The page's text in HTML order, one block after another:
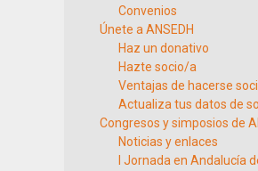
Convenios
Únete a ANSEDH
Haz un donativo
Hazte socio/a
Ventajas de hacerse
Actualiza tus datos de
Congresos y simposios de
Noticias y enlaces
I Jornada en Andalucía